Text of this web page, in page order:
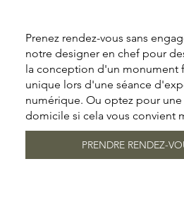
Prenez rendez-vous sans
notre designer en chef pour
la conception d'un monument
unique lors d'une séance
numérique. Ou optez pour une
domicile si cela vous convient
PRENDRE RENDEZ-